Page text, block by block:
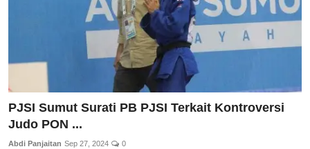
PJSI Sumut Surati PB PJSI Terkait Kontroversi
Judo PON ...
Abdi Panjaitan Sep 27, 2024 0